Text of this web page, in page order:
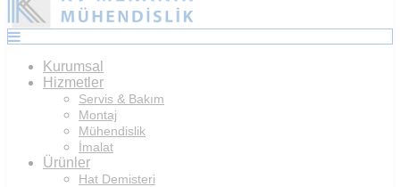
Kurumsal
Hizmetler
Servis & Bakım
Montaj
Mühendislik
İmalat
Ürünler
Hat Demisteri